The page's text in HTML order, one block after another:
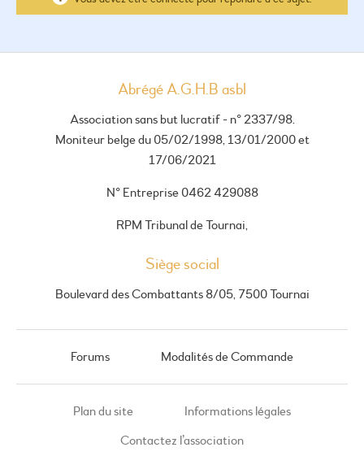
Abrégé A.G.H.B asbl
Association sans but lucratif - n° 2337/98.
Moniteur belge du 05/02/1998, 13/01/2000 et
17/06/2021
N° Entreprise 0462 429088
RPM Tribunal de Tournai,
Siège social
Boulevard des Combattants 8/05, 7500 Tournai
Forums Modalités de Commande
Plan du site
Informations légales
Contactez l’association